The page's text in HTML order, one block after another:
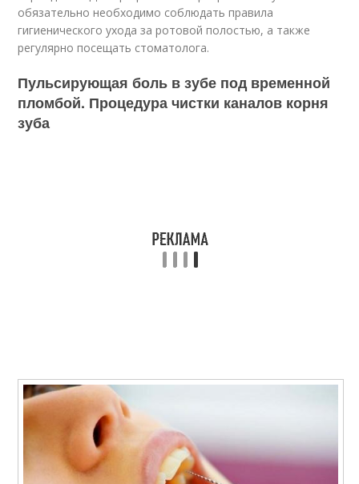
обязательно необходимо соблюдать правила
гигиенического ухода за ротовой полостью, а также
регулярно посещать стоматолога.
Пульсирующая боль в зубе под временной
пломбой. Процедура чистки каналов корня
зуба